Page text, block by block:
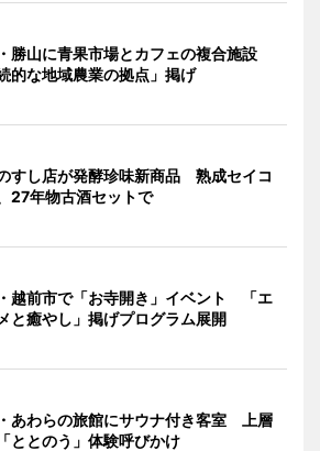
勝山に青果市場とカフェの複合施設
的な地域農業の拠点」掲げ
すし店が発酵珍味新商品 熟成セイコ
27年物古酒セットで
越前市で「お寺開き」イベント 「エ
と癒やし」掲げプログラム展開
あわらの旅館にサウナ付き客室 上層
ととのう」体験呼びかけ